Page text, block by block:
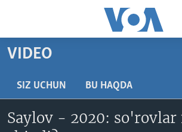
boring
Boshiga
Qidiruvga
AMERIKA
XALQARO
VIDEO
SIZ UCHUN BU HAQDA
Saylov - 2020: so'rovlar